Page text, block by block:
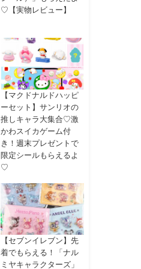
♡【実物レビュー】
【マクドナルドハッピ
ーセット】サンリオの
推しキャラ大集合♡激
かわスイカゲーム付
き！週末プレゼントで
限定シールもらえるよ
♡
【セブンイレブン】先
着でもらえる！「ナル
ミヤキャラクターズ」